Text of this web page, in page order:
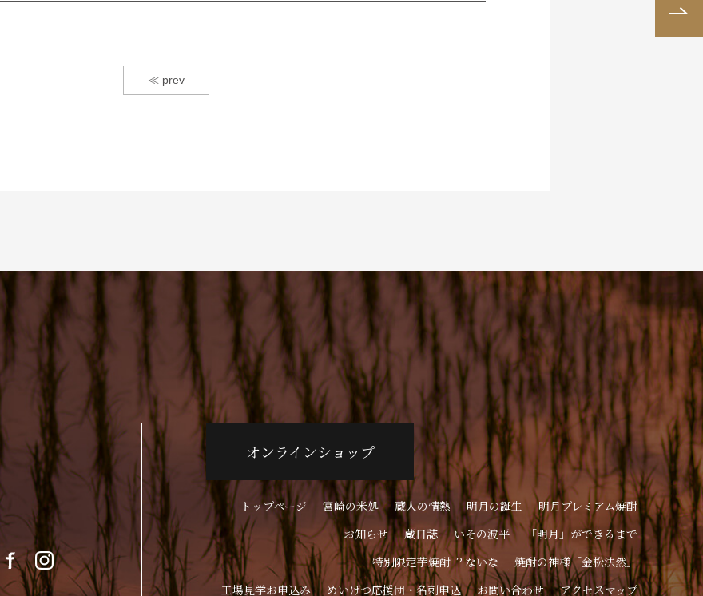
≪ prev
オンラインショップ
トップページ 宮崎の米処 蔵人の情熱 明月の誕生
明月プレミアム焼酎
お知らせ
蔵日誌 いその波平
「明月」ができるまで
特別限定芋焼酎 ？ないな
焼酎の神様「金松法然」
工場見学お申込み
めいげつ応援団・名刺申込 お問い合わせ アクセスマップ